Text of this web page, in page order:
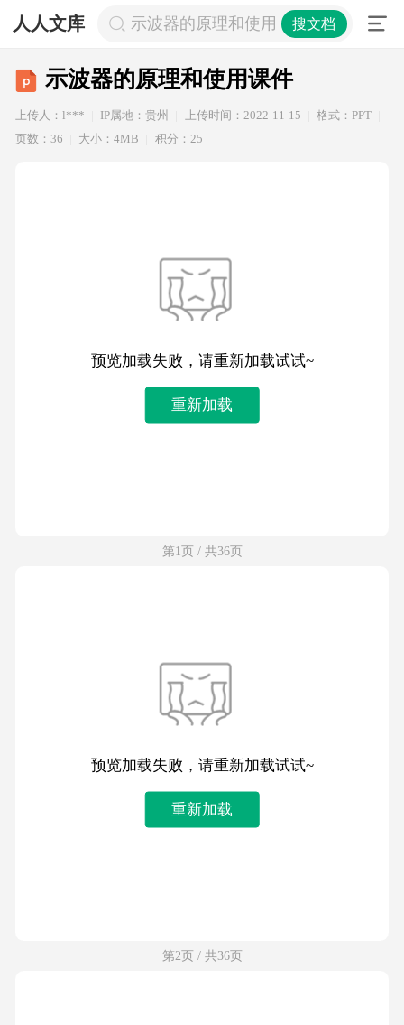
人人文库 示波器的原理和使用课件搜文档
示波器的原理和使用课件
上传人：l*** IP属地：贵州 上传时间：2022-11-15
格式：PPT
页数：36
大小：4MB 积分：25
预览加载失败，请重新加载试试~
重新加载
第1页 / 共36页
预览加载失败，请重新加载试试~
重新加载
第2页 / 共36页